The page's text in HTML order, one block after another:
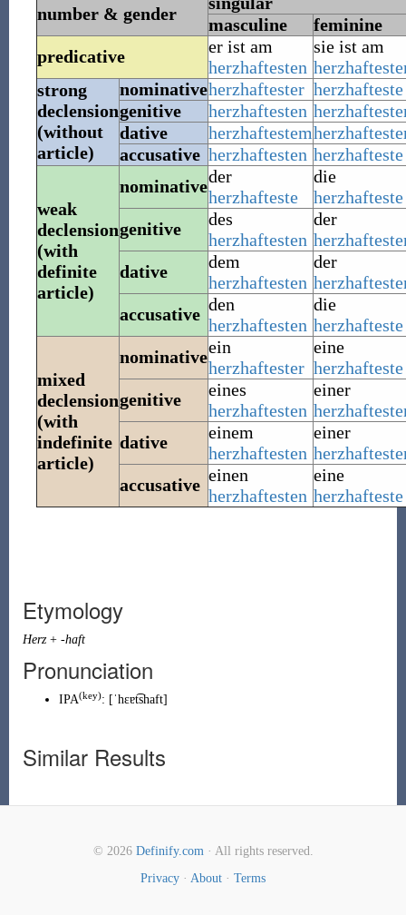
number & gender
masculine
feminine
predicative
er ist am
herzhaftesten
sie ist am
strong
declension
(without
article)
nominativeherzhaftester herzhafteste
genitive
herzhaftesten
dative
herzhaftestem
accusative herzhaftesten herzhafteste
weak
declension
(with
definite
article)
nominativeder
herzhafteste
die
herzhafteste
genitive
des
herzhaftesten
der
dative
dem
herzhaftesten
der
accusative den
herzhaftesten
die
herzhafteste
mixed
declension
(with
indefinite
article)
nominativeein
herzhaftester
eine
herzhafteste
genitive
eines
herzhaftesten
einer
dative
einem
herzhaftesten
einer
accusative einen
herzhaftesten
eine
herzhafteste
Etymology
Herz+ -haft
Pronunciation
IPA(key): [ˈhɛɐt͡shaft]
Similar Results
© 2026 Definify.com· All rights reserved.
Privacy · About · Terms